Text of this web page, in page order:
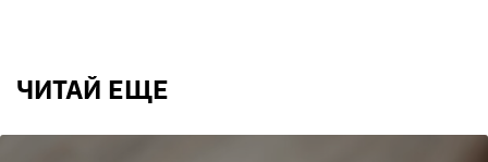
ЧИТАЙ ЕЩЕ